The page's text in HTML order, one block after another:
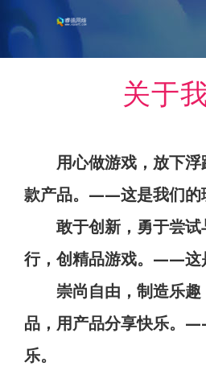
关于
用心做游戏，放下
款产品。——这是我们的
敢于创新，勇于尝
行，创精品游戏。——这
崇尚自由，制造乐
品，用产品分享快乐。
乐。